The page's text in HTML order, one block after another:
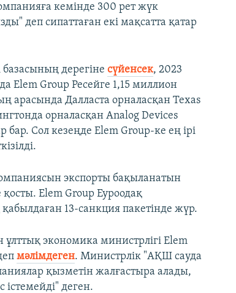
кемінде 300 рет жүк
деп сипаттаған екі мақсатта қатар
дерегінесүйенсек, 2023
Group Ресейге 1,15 миллион
арасында Далласта орналасқан Texas
орналасқан Analog Devices
Сол кезеңде Elem Group-ке ең ірі
экспорты бақыланатын
Elem Group Еуроодақ
13-санкция пакетінде жүр.
экономика министрлігі Elem
мәлімдеген. Министрлік "АҚШ сауда
қызметін жалғастыра алады,
деген.